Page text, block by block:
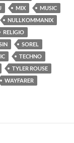
MIX
MUSIC
NULLKOMMANIX
RELIGIO
SOREL
TECHNO
TYLER ROUSE
WAYFARER